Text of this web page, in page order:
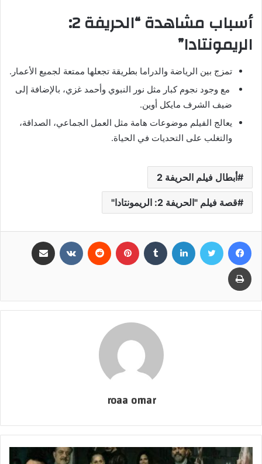
أسباب مشاهدة “الحريفة 2:
الريمونتادا”
تمزج بين الرياضة والدراما بطريقة تجعلها ممتعة لجميع الأعمار.
مع وجود نجوم كبار مثل نور النبوي وأحمد غزي، بالإضافة إلى
ضيف الشرف مايكل أوين.
يعالج الفيلم موضوعات هامة مثل العمل الجماعي، الصداقة،
والتغلب على التحديات في الحياة.
أبطال فيلم الحريفة 2
قصة فيلم "الحريفة 2: الريمونتادا"
فيسبوك تويتر لينكدإن بينتيريست
طباعة
roaa omar